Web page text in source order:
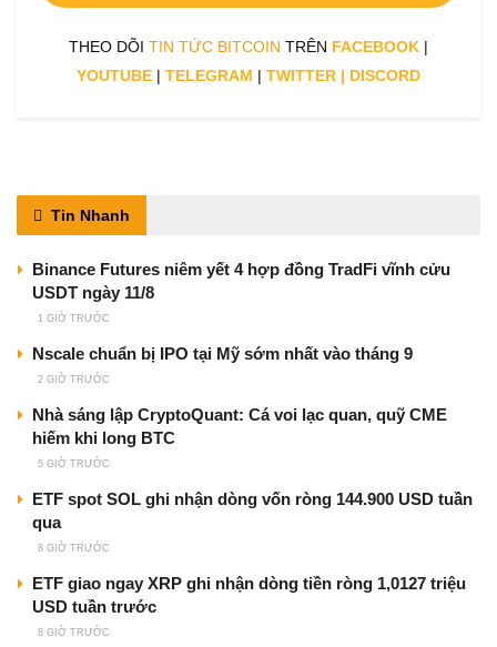
THEO DÕI TIN TỨC BITCOIN TRÊN FACEBOOK |
YOUTUBE | TELEGRAM | TWITTER | DISCORD
Tin Nhanh
Binance Futures niêm yết 4 hợp đồng TradFi vĩnh cửu
USDT ngày 11/8
1 GIỜ TRƯỚC
Nscale chuẩn bị IPO tại Mỹ sớm nhất vào tháng 9
2 GIỜ TRƯỚC
Nhà sáng lập CryptoQuant: Cá voi lạc quan, quỹ CME
hiếm khi long BTC
5 GIỜ TRƯỚC
ETF spot SOL ghi nhận dòng vốn ròng 144.900 USD tuần
qua
8 GIỜ TRƯỚC
ETF giao ngay XRP ghi nhận dòng tiền ròng 1,0127 triệu
USD tuần trước
8 GIỜ TRƯỚC